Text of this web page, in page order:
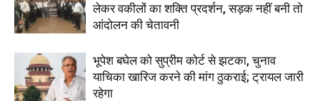
लेकर वकीलों का शक्ति प्रदर्शन, सड़क नहीं बनी तो
आंदोलन की चेतावनी
भूपेश बघेल को सुप्रीम कोर्ट से झटका, चुनाव
याचिका खारिज करने की मांग ठुकराई; ट्रायल जारी
रहेगा